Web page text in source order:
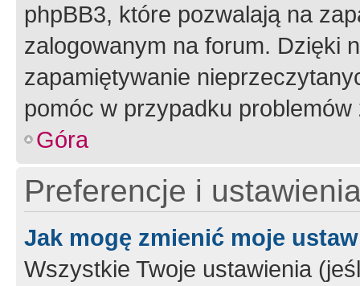
phpBB3, które pozwalają na
zalogowanym na forum. Dzięki
zapamiętywanie
pomóc w przypadku
Góra
Preferencje i
Jak mogę zmienić moje
Wszystkie Twoje ustawienia